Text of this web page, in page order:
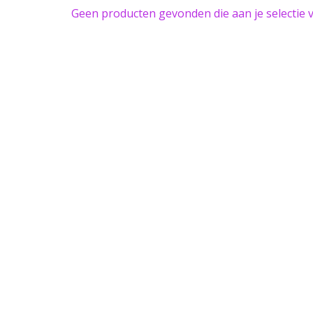
Geen producten gevonden die aan je selectie